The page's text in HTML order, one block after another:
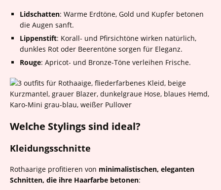
Lidschatten: Warme Erdtöne, Gold und Kupfer betonen
die Augen sanft.
Lippenstift: Korall- und Pfirsichtöne wirken natürlich,
dunkles Rot oder Beerentöne sorgen für Eleganz.
Rouge: Apricot- und Bronze-Töne verleihen Frische.
Welche Stylings sind ideal?
Kleidungsschnitte
Rothaarige profitieren von minimalistischen, eleganten
Schnitten, die ihre Haarfarbe betonen: